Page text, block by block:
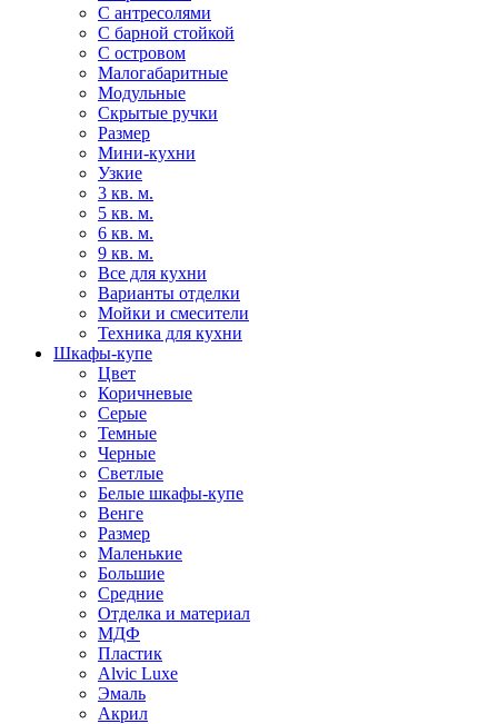
С антресолями
С барной стойкой
С островом
Малогабаритные
Модульные
Скрытые ручки
Размер
Мини-кухни
Узкие
3 кв. м.
5 кв. м.
6 кв. м.
9 кв. м.
Все для кухни
Варианты отделки
Мойки и смесители
Техника для кухни
Шкафы-купе
Цвет
Коричневые
Серые
Темные
Черные
Светлые
Белые шкафы-купе
Венге
Размер
Маленькие
Большие
Средние
Отделка и материал
МДФ
Пластик
Alvic Luxe
Эмаль
Акрил